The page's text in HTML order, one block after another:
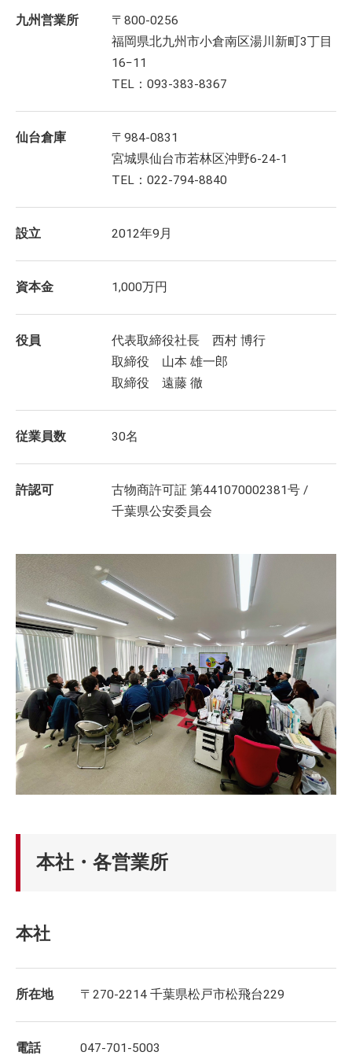
九州営業所
〒800-0256
福岡県北九州市小倉南区湯川新町3丁目
16−11
TEL：093-383-8367
仙台倉庫
〒984-0831
宮城県仙台市若林区沖野6-24-1
TEL：022-794-8840
設立 2012年9月
資本金 1,000万円
役員
代表取締役社長 西村 博行
取締役 山本 雄一郎
取締役 遠藤 徹
従業員数 30名
許認可
古物商許可証 第441070002381号 /
千葉県公安委員会
本社・各営業所
本社
所在地 〒270-2214 千葉県松戸市松飛台229
電話 047-701-5003